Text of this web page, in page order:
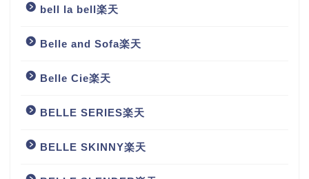
bell la bell楽天
Belle and Sofa楽天
Belle Cie楽天
BELLE SERIES楽天
BELLE SKINNY楽天